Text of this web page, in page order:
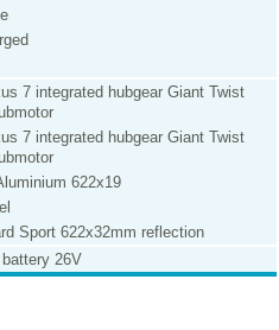
7 integrated hubgear Giant Twist
7 integrated hubgear Giant Twist
622x19
Sport 622x32mm reflection
26V